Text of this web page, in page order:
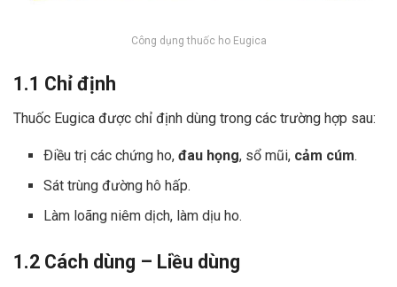
Công dụng thuốc ho Eugica
1.1 Chỉ định
Thuốc Eugica được chỉ định dùng trong các trường hợp sau:
Ðiều trị các chứng ho,đau họng, sổ mũi, cảm cúm.
Sát trùng đường hô hấp.
Làm loãng niêm dịch, làm dịu ho.
1.2 Cách dùng – Liều dùng